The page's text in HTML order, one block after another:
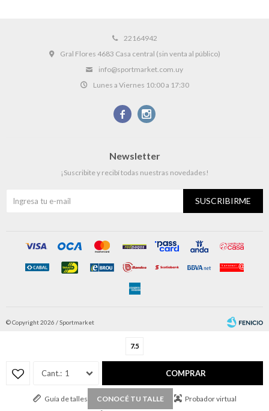
7.5
1 COMPRAR
Guía de talles CONOCÉ TU TALLE
Probador virtual
22164942
Gral Flores 4683 Casa central (sin venta al público)
info@sportmarket.com.uy
Lunes a Viernes 10:00 a 17:30
 
Newsletter
¡Suscribite y recibí todas nuestras novedades!
SUSCRIBIRME
© Copyright 2026 / Sportmarket
Fenicio